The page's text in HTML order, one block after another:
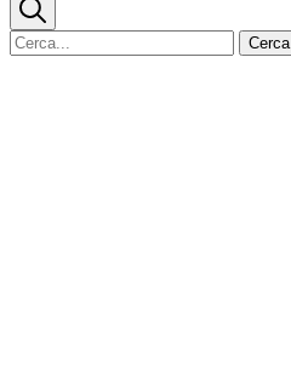
Cerca